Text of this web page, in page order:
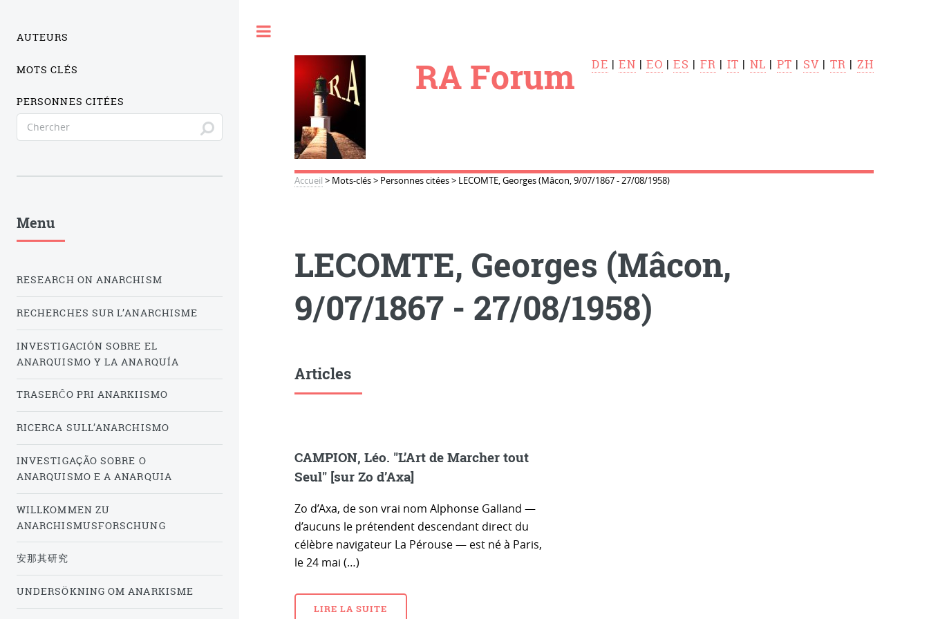
RA Forum DE |EN |EO |ES | FR | IT | NL | PT | SV | TR | ZH
Accueil > Mots-clés> Personnes citées> LECOMTE, Georges (Mâcon, 9/07/1867 - 27/08/1958)
LECOMTE, Georges (Mâcon,
9/07/1867 - 27/08/1958)
Articles
CAMPION, Léo. "L’Art de Marcher tout
Seul" [sur Zo d’Axa]
Zo d’Axa, de son vrai nom Alphonse Galland —
d’aucuns le prétendent descendant direct du
célèbre navigateur La Pérouse — est né à Paris,
le 24 mai (…)
LIRE LA SUITE
AUTEURS
MOTS CLÉS
PERSONNES CITÉES
Menu
RESEARCH ON ANARCHISM
RECHERCHES SUR L’ANARCHISME
INVESTIGACIÓN SOBRE EL
ANARQUISMO Y LA ANARQUÍA
TRASERĈO PRI ANARKIISMO
RICERCA SULL’ANARCHISMO
INVESTIGAÇÃO SOBRE O
ANARQUISMO E A ANARQUIA
WILLKOMMEN ZU
ANARCHISMUSFORSCHUNG
安那其研究
UNDERSÖKNING OM ANARKISME